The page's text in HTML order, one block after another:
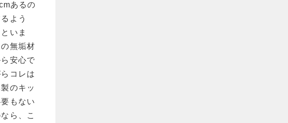
あるの
よう
いま
無垢材
安心で
コレは
のキッ
もない
ら、こ